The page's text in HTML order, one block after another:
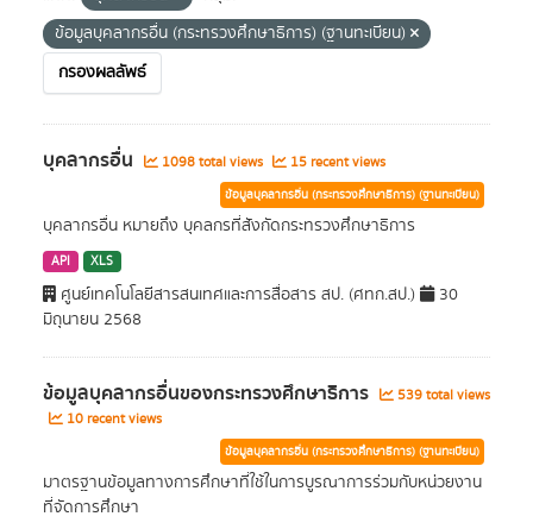
ข้อมูลบุคลากรอื่น (กระทรวงศึกษาธิการ) (ฐานทะเบียน)
กรองผลลัพธ์
บุคลากรอื่น 1098 total views 15 recent views
ข้อมูลบุคลากรอื่น (กระทรวงศึกษาธิการ) (ฐานทะเบียน)
บุคลากรอื่น หมายถึง บุคลกรที่สังกัดกระทรวงศึกษาธิการ
API XLS
ศูนย์เทคโนโลยีสารสนเทศและการสื่อสาร สป. (ศทก.สป.)
30
มิถุนายน 2568
ข้อมูลบุคลากรอื่นของกระทรวงศึกษาธิการ
539 total views
10 recent views
ข้อมูลบุคลากรอื่น (กระทรวงศึกษาธิการ) (ฐานทะเบียน)
มาตรฐานข้อมูลทางการศึกษาที่ใช้ในการบูรณาการร่วมกับหน่วยงาน
ที่จัดการศึกษา